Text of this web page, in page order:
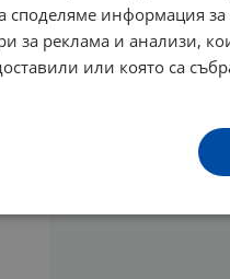
информация
за реклама и анализи,
или която са